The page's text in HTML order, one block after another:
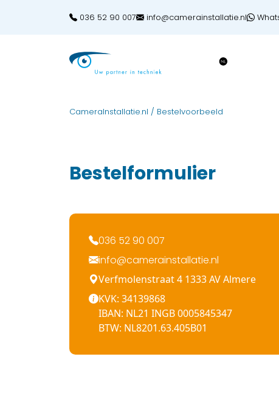
036 52 90 007 info@camerainstallatie.nl
CameraInstallatie.nl / Bestelvoorbeeld
Bestelformulier
036 52 90 007
info@camerainstallatie.nl
Verfmolenstraat 4 1333 AV Almere
KVK: 34139868
IBAN: NL21 INGB 0005845347
BTW: NL8201.63.405B01